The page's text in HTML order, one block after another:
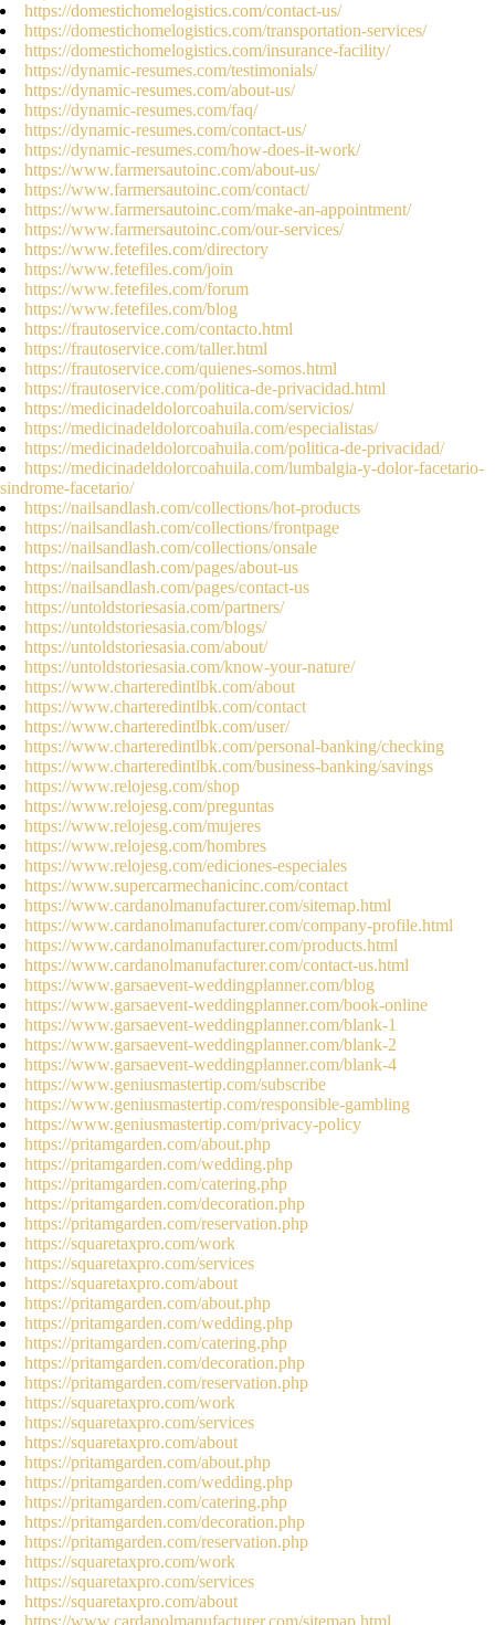
https://domestichomelogistics.com/contact-us/
https://domestichomelogistics.com/transportation-services/
https://domestichomelogistics.com/insurance-facility/
https://dynamic-resumes.com/testimonials/
https://dynamic-resumes.com/about-us/
https://dynamic-resumes.com/faq/
https://dynamic-resumes.com/contact-us/
https://dynamic-resumes.com/how-does-it-work/
https://www.farmersautoinc.com/about-us/
https://www.farmersautoinc.com/contact/
https://www.farmersautoinc.com/make-an-appointment/
https://www.farmersautoinc.com/our-services/
https://www.fetefiles.com/directory
https://www.fetefiles.com/join
https://www.fetefiles.com/forum
https://www.fetefiles.com/blog
https://frautoservice.com/contacto.html
https://frautoservice.com/taller.html
https://frautoservice.com/quienes-somos.html
https://frautoservice.com/politica-de-privacidad.html
https://medicinadeldolorcoahuila.com/servicios/
https://medicinadeldolorcoahuila.com/especialistas/
https://medicinadeldolorcoahuila.com/politica-de-privacidad/
https://medicinadeldolorcoahuila.com/lumbalgia-y-dolor-facetario-
sindrome-facetario/
https://nailsandlash.com/collections/hot-products
https://nailsandlash.com/collections/frontpage
https://nailsandlash.com/collections/onsale
https://nailsandlash.com/pages/about-us
https://nailsandlash.com/pages/contact-us
https://untoldstoriesasia.com/partners/
https://untoldstoriesasia.com/blogs/
https://untoldstoriesasia.com/about/
https://untoldstoriesasia.com/know-your-nature/
https://www.charteredintlbk.com/about
https://www.charteredintlbk.com/contact
https://www.charteredintlbk.com/user/
https://www.charteredintlbk.com/personal-banking/checking
https://www.charteredintlbk.com/business-banking/savings
https://www.relojesg.com/shop
https://www.relojesg.com/preguntas
https://www.relojesg.com/mujeres
https://www.relojesg.com/hombres
https://www.relojesg.com/ediciones-especiales
https://www.supercarmechanicinc.com/contact
https://www.cardanolmanufacturer.com/sitemap.html
https://www.cardanolmanufacturer.com/company-profile.html
https://www.cardanolmanufacturer.com/products.html
https://www.cardanolmanufacturer.com/contact-us.html
https://www.garsaevent-weddingplanner.com/blog
https://www.garsaevent-weddingplanner.com/book-online
https://www.garsaevent-weddingplanner.com/blank-1
https://www.garsaevent-weddingplanner.com/blank-2
https://www.garsaevent-weddingplanner.com/blank-4
https://www.geniusmastertip.com/subscribe
https://www.geniusmastertip.com/responsible-gambling
https://www.geniusmastertip.com/privacy-policy
https://pritamgarden.com/about.php
https://pritamgarden.com/wedding.php
https://pritamgarden.com/catering.php
https://pritamgarden.com/decoration.php
https://pritamgarden.com/reservation.php
https://squaretaxpro.com/work
https://squaretaxpro.com/services
https://squaretaxpro.com/about
https://pritamgarden.com/about.php
https://pritamgarden.com/wedding.php
https://pritamgarden.com/catering.php
https://pritamgarden.com/decoration.php
https://pritamgarden.com/reservation.php
https://squaretaxpro.com/work
https://squaretaxpro.com/services
https://squaretaxpro.com/about
https://pritamgarden.com/about.php
https://pritamgarden.com/wedding.php
https://pritamgarden.com/catering.php
https://pritamgarden.com/decoration.php
https://pritamgarden.com/reservation.php
https://squaretaxpro.com/work
https://squaretaxpro.com/services
https://squaretaxpro.com/about
https://www.cardanolmanufacturer.com/sitemap.html